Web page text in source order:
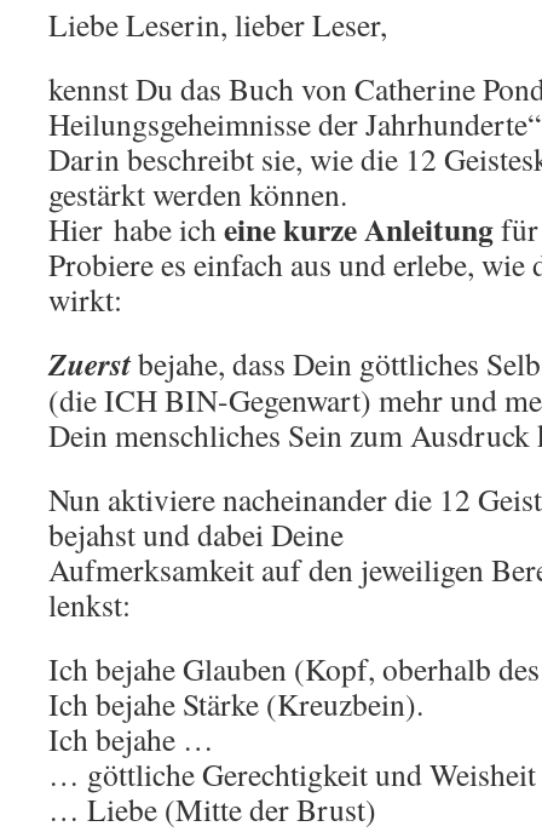
Liebe Leserin, lieber Leser,
kennst Du das Buch von Catherine
Heilungsgeheimnisse der
Darin beschreibt sie, wie die 12
gestärkt werden können.
Hier habe icheine kurze Anleitung
Probiere es einfach aus und erlebe,
wirkt:
Zuerstbejahe, dass Dein göttliches
(die ICH BIN-Gegenwart) mehr und
Dein menschliches Sein zum Ausdruck
Nun aktiviere nacheinander die 12
bejahst und dabei Deine
Aufmerksamkeit auf den jeweiligen
lenkst:
Ich bejahe Glauben (Kopf, oberhalb
Ich bejahe Stärke (Kreuzbein).
Ich bejahe …
… göttliche Gerechtigkeit und
… Liebe (Mitte der Brust)